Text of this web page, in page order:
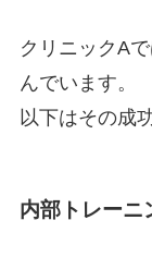
クリニックA
んでいます。
以下はその成
内部トレーニ